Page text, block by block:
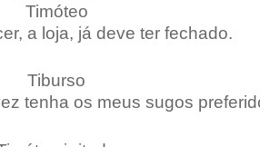
Timóteo
a loja, já deve ter fechado.
Tiburso
tenha os meus sugos